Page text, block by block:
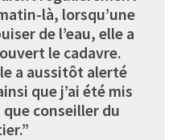
là, lorsqu’une
de l’eau, elle a
le cadavre.
a aussitôt alerté
que j’ai été mis
conseiller du